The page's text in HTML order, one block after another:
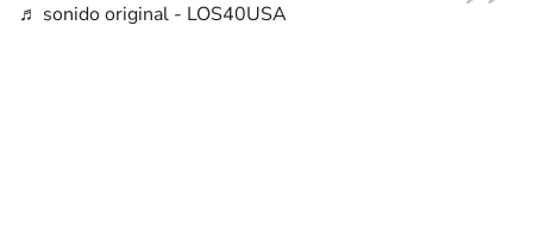
♬ sonido original - LOS40USA